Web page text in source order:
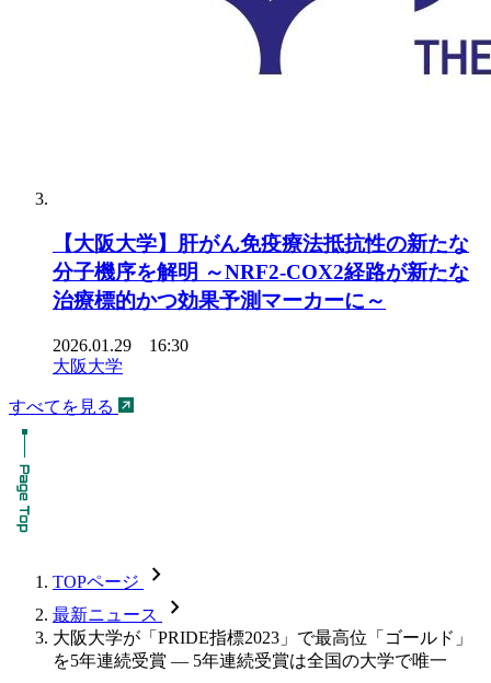
【大阪大学】肝がん免疫療法抵抗性の新たな
分子機序を解明 ～NRF2-COX2経路が新たな
治療標的かつ効果予測マーカーに～
2026.01.29 16:30
大阪大学
すべてを見る
TOPページ chevron_forward
最新ニュース chevron_forward
大阪大学が「PRIDE指標2023」で最高位「ゴールド」
を5年連続受賞 — 5年連続受賞は全国の大学で唯一